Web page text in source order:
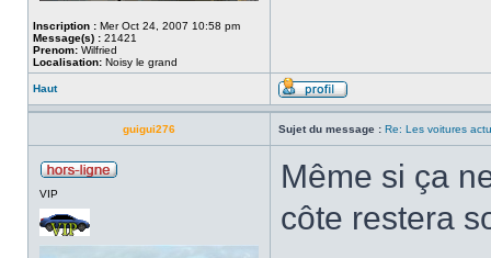
Inscription : Mer Oct 24, 2007 10:58 pm
Message(s) : 21421
Prenom: Wilfried
Localisation: Noisy le grand
Haut
guigui276 Sujet du message : Re: Les voitures
VIP
Même si ça
côte restera